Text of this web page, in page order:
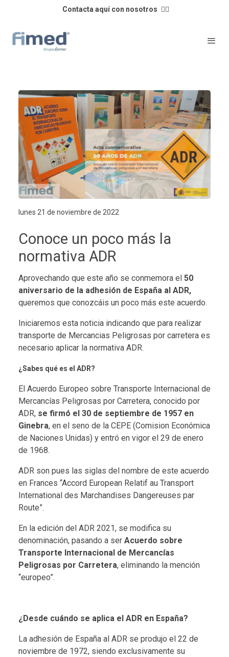
Contacta aquí con nosotros 👈🏼
lunes 21 de noviembre de 2022
Conoce un poco más la
normativa ADR
Aprovechando que este año se conmemora el 50
aniversario de la adhesión de España al ADR,
queremos que conozcáis un poco más este acuerdo.
Iniciaremos esta noticia indicando que para realizar
transporte de Mercancias Peligrosas por carretera es
necesario aplicar la normativa ADR.
¿Sabes qué es el ADR?
El Acuerdo Europeo sobre Transporte Internacional de
Mercancías Peligrosas por Carretera, conocido por
ADR, se firmó el 30 de septiembre de 1957 en
Ginebra, en el seno de la CEPE (Comision Económica
de Naciones Unidas) y entró en vigor el 29 de enero
de 1968.
ADR son pues las siglas del nombre de este acuerdo
en Frances “Accord European Relatif au Transport
International des Marchandises Dangereuses par
Route”.
En la edición del ADR 2021, se modifica su
denominación, pasando a ser Acuerdo sobre
Transporte Internacional de Mercancías
Peligrosas por Carretera, eliminando la mención
“europeo”.
¿Desde cuándo se aplica el ADR en España?
La adhesión de España al ADR se produjo el 22 de
noviembre de 1972, siendo exclusivamente su